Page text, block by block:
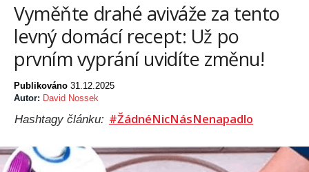
Vyměňte drahé aviváže za tento
levný domácí recept: Už po
prvním vyprání uvidíte změnu!
Publikováno 31.12.2025
Autor: David Nossek
Hashtagy článku: #ŽádnéNicNásNenapadlo